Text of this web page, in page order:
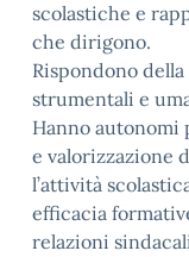
scolastiche e
che dirigono.
Rispondono
strumentali e
Hanno
e valorizzazione
l’attività
efficacia
relazioni